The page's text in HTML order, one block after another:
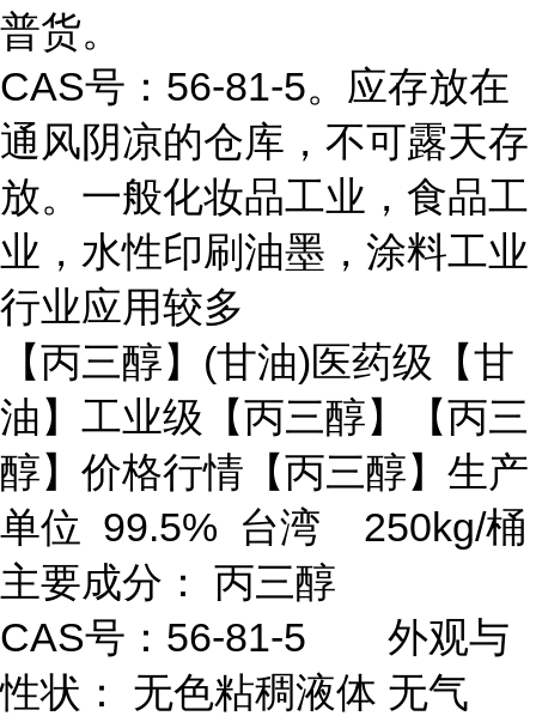
普货。
CAS号：56-81-5。应存放在
通风阴凉的仓库，不可露天存
放。一般化妆品工业，食品工
业，水性印刷油墨，涂料工业
行业应用较多
【丙三醇】(甘油)医药级【甘
油】工业级【丙三醇】【丙三
醇】价格行情【丙三醇】生产
单位 99.5% 台湾 250kg/桶
主要成分： 丙三醇
CAS号：56-81-5 外观与
性状： 无色粘稠液体 无气